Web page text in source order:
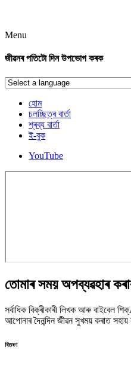
Menu
জীৱনৰ পতিটো দিন উপভোগ কৰক
হোম
চলচ্ছিত্ৰ বাৰ্তা
শ্ৰব্য বাৰ্তা
ই-বুক
YouTube
তোমাৰ সময় অপব্যৱহাৰ
সৰ্বাধিক বিক্ৰীকাৰী লিখক আৰু বাইবেল
আপোনাৰ দৈনন্দিন জীৱন সুখময় কৰাত সহায়
বিতৰণ